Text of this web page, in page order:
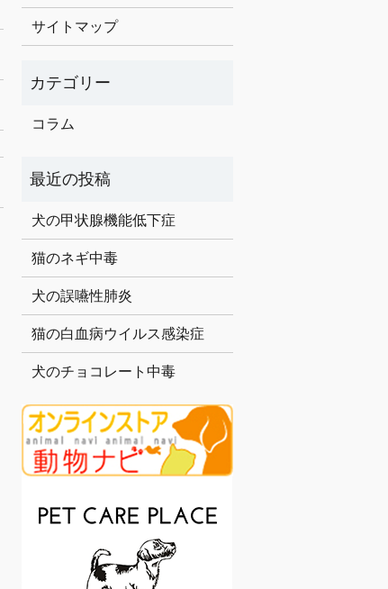
サイトマップ
コラム
犬の甲状腺機能低下症
猫のネギ中毒
犬の誤嚥性肺炎
猫の白血病ウイルス感染症
犬のチョコレート中毒